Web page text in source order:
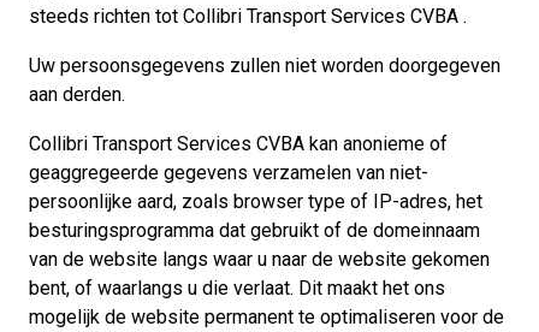
steeds richten tot Collibri Transport Services CVBA .
Uw persoonsgegevens zullen niet worden doorgegeven
aan derden.
Collibri Transport Services CVBA kan anonieme of
geaggregeerde gegevens verzamelen van niet-
persoonlijke aard, zoals browser type of IP-adres, het
besturingsprogramma dat gebruikt of de domeinnaam
van de website langs waar u naar de website gekomen
bent, of waarlangs u die verlaat. Dit maakt het ons
mogelijk de website permanent te optimaliseren voor de